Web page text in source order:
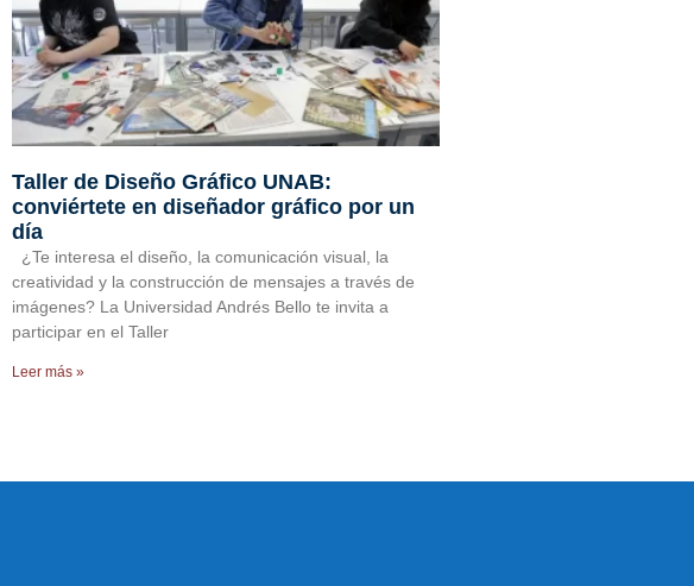
Taller de Diseño Gráfico UNAB:
conviértete en diseñador gráfico por un
día
¿Te interesa el diseño, la comunicación visual, la
creatividad y la construcción de mensajes a través de
imágenes? La Universidad Andrés Bello te invita a
participar en el Taller
Leer más »